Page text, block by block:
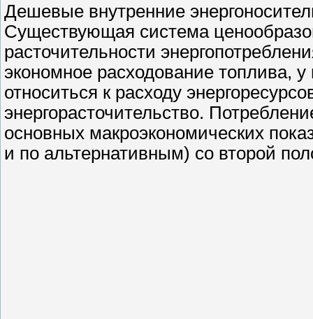
Дешевые внутренние
Существующая система
расточительности
экономное расходование топлива,
относиться к расходу
энергорасточительство.
основных макроэкономических
и по альтернативным) со второй